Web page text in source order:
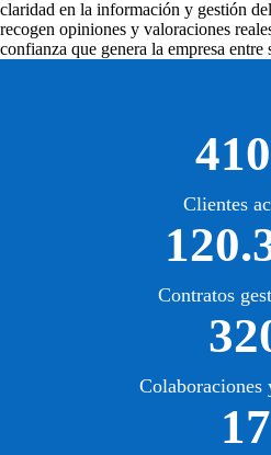
claridad en la información y gestión
recogen opiniones y valoraciones
confianza que genera la empresa entre
Clientes
Contratos
Colaboraciones
17